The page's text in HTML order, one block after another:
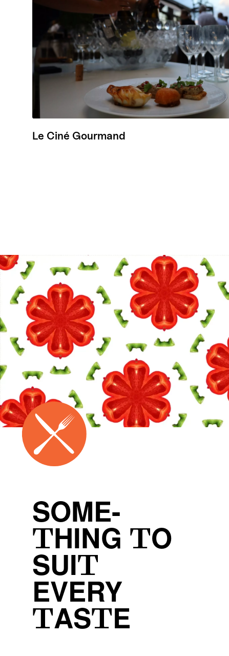
Le Ciné Gourmand
SOME-
THING TO
SUIT
EVERY
TASTE